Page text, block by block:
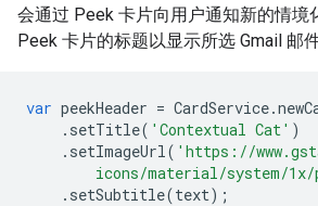
会通过 Peek 卡片向用户通知新的情境
Peek 卡片的标题以显示所选 Gmail 邮
var peekHeader = CardService.
. setTitle( 'Contextual Cat' )
. setImageUrl ( 'https://
icons/material/system/
. setSubtitle(text);